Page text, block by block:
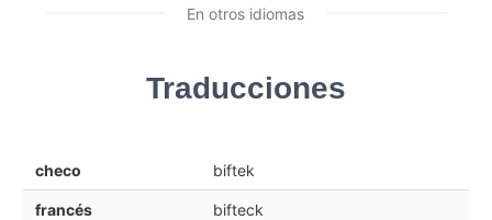
En otros idiomas
Traducciones
checo biftek
francés bifteck